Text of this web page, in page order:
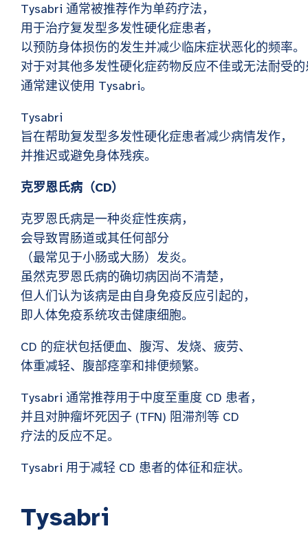
Tysabri 通常被推荐作为单药疗法，
用于治疗复发型多发性硬化症患者，
以预防身体损伤的发生并减少临床症状恶化的频率。
对于对其他多发性硬化症药物反应不佳或无法耐受
通常建议使用 Tysabri。
Tysabri
旨在帮助复发型多发性硬化症患者减少病情发作，
并推迟或避免身体残疾。
克罗恩氏病（CD）
克罗恩氏病是一种炎症性疾病，
会导致胃肠道或其任何部分
（最常见于小肠或大肠）发炎。
虽然克罗恩氏病的确切病因尚不清楚，
但人们认为该病是由自身免疫反应引起的，
即人体免疫系统攻击健康细胞。
CD 的症状包括便血、腹泻、发烧、疲劳、
体重减轻、腹部痉挛和排便频繁。
Tysabri 通常推荐用于中度至重度 CD 患者，
并且对肿瘤坏死因子 (TFN) 阻滞剂等 CD
疗法的反应不足。
Tysabri 用于减轻 CD 患者的体征和症状。
Tysabri